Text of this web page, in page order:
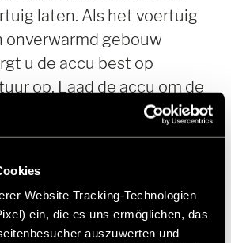
Website Tracking-Technologien
ein, die es uns ermöglichen, das
auszuwerten und
laten. Als het voertuig
onverwarmd gebouw
u de accu best op
op. Laad de accu om de
op om ongewenste
de winter te
elektrische toestellen
lage temperaturen